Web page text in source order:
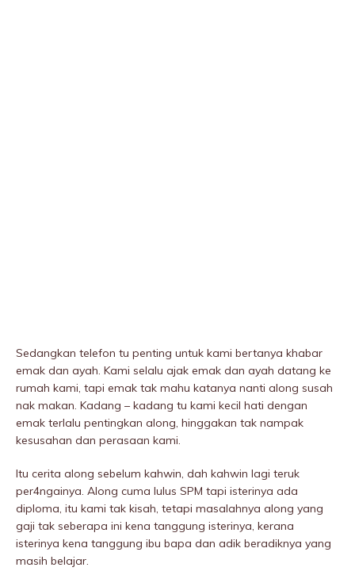
Sedangkan telefon tu penting untuk kami bertanya khabar
emak dan ayah. Kami selalu ajak emak dan ayah datang ke
rumah kami, tapi emak tak mahu katanya nanti along susah
nak makan. Kadang – kadang tu kami kecil hati dengan
emak terlalu pentingkan along, hinggakan tak nampak
kesusahan dan perasaan kami.
Itu cerita along sebelum kahwin, dah kahwin lagi teruk
per4ngainya. Along cuma lulus SPM tapi isterinya ada
diploma, itu kami tak kisah, tetapi masalahnya along yang
gaji tak seberapa ini kena tanggung isterinya, kerana
isterinya kena tanggung ibu bapa dan adik beradiknya yang
masih belajar.